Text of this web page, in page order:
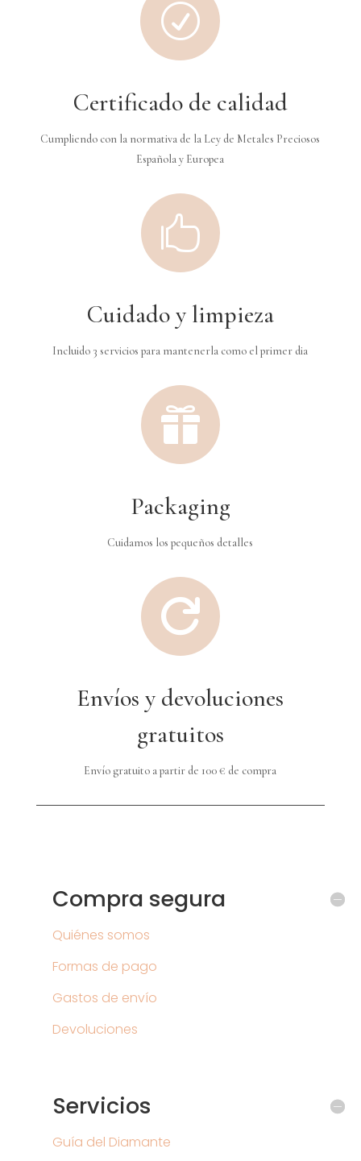
R
Certificado de calidad
Cumpliendo con la normativa de la Ley de Metales Preciosos
Española y Europea

Cuidado y limpieza
Incluido 3 servicios para mantenerla como el primer dia

Packaging
Cuidamos los pequeños detalles

Envíos y devoluciones
gratuitos
Envío gratuito a partir de 100 € de compra
Compra segura
Quiénes somos
Formas de pago
Gastos de envío
Devoluciones
Servicios
Guía del Diamante